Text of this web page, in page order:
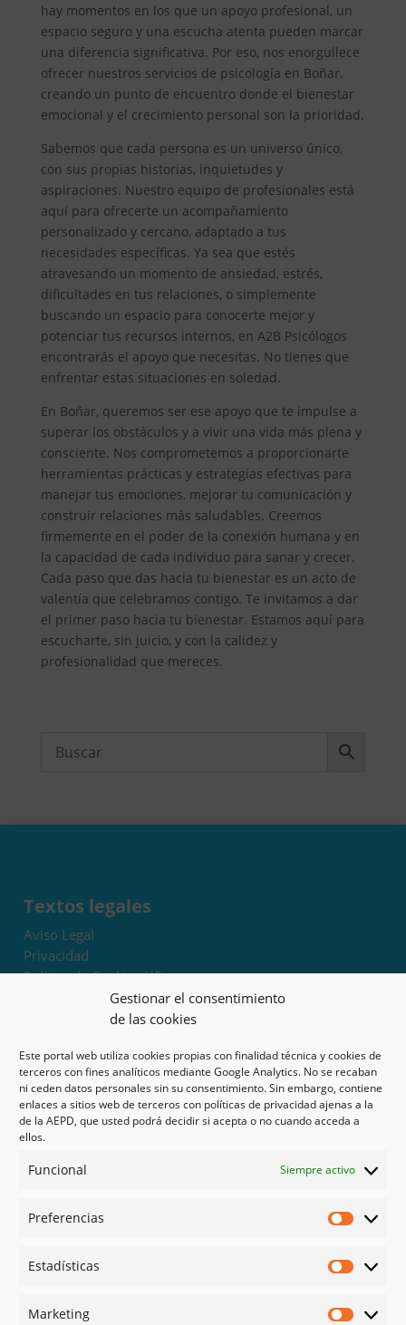
Gestionar el consentimiento
de las cookies
Este portal web utiliza cookies propias con finalidad técnica y cookies de
terceros con fines analíticos mediante Google Analytics. No se recaban
ni ceden datos personales sin su consentimiento. Sin embargo, contiene
enlaces a sitios web de terceros con políticas de privacidad ajenas a la
de la AEPD, que usted podrá decidir si acepta o no cuando acceda a
ellos.
Funcional Siempre activo
Preferencias
Estadísticas
Marketing
hay momentos en los que un apoyo profesional, un
espacio seguro y una escucha atenta pueden marcar
una diferencia significativa. Por eso, nos enorgullece
ofrecer nuestros servicios de psicología en Boñar,
creando un punto de encuentro donde el bienestar
emocional y el crecimiento personal son la prioridad.
Sabemos que cada persona es un universo único,
con sus propias historias, inquietudes y
aspiraciones. Nuestro equipo de profesionales está
aquí para ofrecerte un acompañamiento
personalizado y cercano, adaptado a tus
necesidades específicas. Ya sea que estés
atravesando un momento de ansiedad, estrés,
dificultades en tus relaciones, o simplemente
buscando un espacio para conocerte mejor y
potenciar tus recursos internos, en A2B Psicólogos
encontrarás el apoyo que necesitas. No tienes que
enfrentar estas situaciones en soledad.
En Boñar, queremos ser ese apoyo que te impulse a
superar los obstáculos y a vivir una vida más plena y
consciente. Nos comprometemos a proporcionarte
herramientas prácticas y estrategias efectivas para
manejar tus emociones, mejorar tu comunicación y
construir relaciones más saludables. Creemos
firmemente en el poder de la conexión humana y en
la capacidad de cada individuo para sanar y crecer.
Cada paso que das hacia tu bienestar es un acto de
valentía que celebramos contigo. Te invitamos a dar
el primer paso hacia tu bienestar. Estamos aquí para
escucharte, sin juicio, y con la calidez y
profesionalidad que mereces.
Textos legales
Aviso Legal
Privacidad
Política de Cookies UE
Términos y condiciones
Exoneración de responsabilidad
Mapa del sitio
Mi cuenta
Tienda
Psicología en Murcia
Guías
Redes sociales
Instagram
Linked in